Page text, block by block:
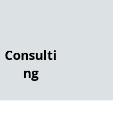
Consulti
ng